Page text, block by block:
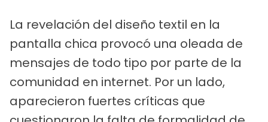
La revelación del diseño textil en la
pantalla chica provocó una oleada de
mensajes de todo tipo por parte de la
comunidad en internet. Por un lado,
aparecieron fuertes críticas que